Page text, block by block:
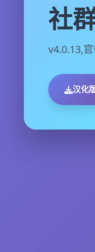
社
v4.0.13,
汉化